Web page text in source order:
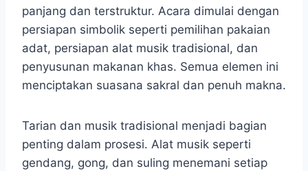
panjang dan terstruktur. Acara dimulai dengan
persiapan simbolik seperti pemilihan pakaian
adat, persiapan alat musik tradisional, dan
penyusunan makanan khas. Semua elemen ini
menciptakan suasana sakral dan penuh makna.
Tarian dan musik tradisional menjadi bagian
penting dalam prosesi. Alat musik seperti
gendang, gong, dan suling menemani setiap